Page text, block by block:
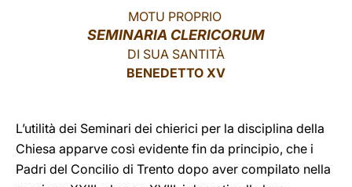
MOTU PROPRIO
SEMINARIA CLERICORUM
DI SUA SANTITÀ
BENEDETTO XV
L’utilità dei Seminari dei chierici per la disciplina della
Chiesa apparve così evidente fin da principio, che i
Padri del Concilio di Trento dopo aver compilato nella